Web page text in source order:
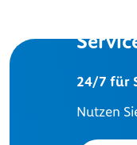
24/7 für
Nutzen